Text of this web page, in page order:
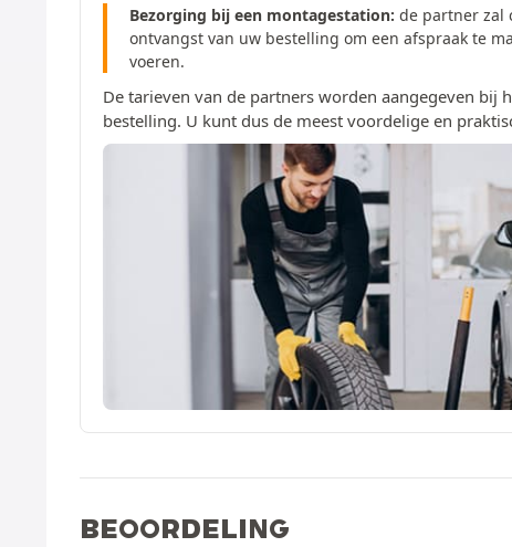
Bezorging bij een montagestation: de partner zal
ontvangst van uw bestelling om een afspraak te
voeren.
De tarieven van de partners worden aangegeven bij
bestelling. U kunt dus de meest voordelige en
BEOORDELING